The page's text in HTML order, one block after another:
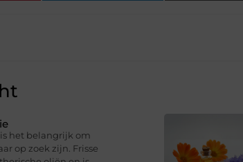
het belangrijk om
op zoek zijn. Frisse